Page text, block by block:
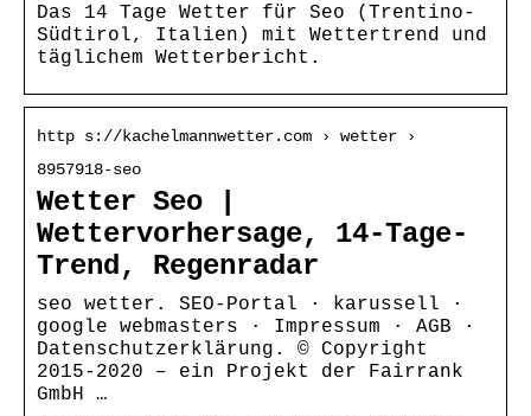
Das 14 Tage Wetter für Seo (Trentino-
Südtirol, Italien) mit Wettertrend und
täglichem Wetterbericht.
http s://kachelmannwetter.com › wetter ›
8957918-seo
Wetter Seo |
Wettervorhersage, 14-Tage-
Trend, Regenradar
seo wetter. SEO-Portal · karussell ·
google webmasters · Impressum · AGB ·
Datenschutzerklärung. © Copyright
2015-2020 – ein Projekt der Fairrank
GmbH …